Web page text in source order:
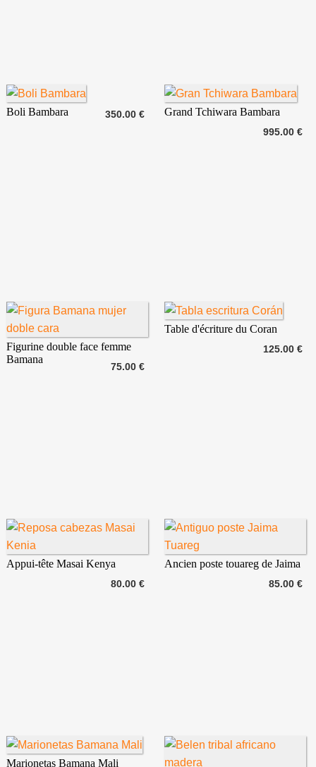
350.00 €
Boli Bambara
995.00 €
Grand Tchiwara Bambara
75.00 €
Figurine double face femme
Bamana
125.00 €
Table d'écriture du Coran
80.00 €
Appui-tête Masai Kenya
85.00 €
Ancien poste touareg de Jaima
Marionetas Bamana Mali